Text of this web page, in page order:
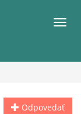
Odpovedať